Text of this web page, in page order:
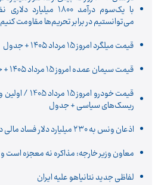
می‌توانستیم در برابر تحریم‌ها مقاومت کنیم
قیمت میلگرد امروز 15 مرداد ۱۴۰۵ + جدول
قیمت سیمان عمده امروز 15 مرداد ۱۴۰۵ + جدول
قیمت خودرو
ریسک‌های سیاسی + جدول
اذعان ونس به ۲۳۰ میلیارد دلار فساد مالی در آمریکا
معاون وزیر خارجه: مذاکره نه معجزه است
لفاظی جدید نتانیاهو علیه ایران